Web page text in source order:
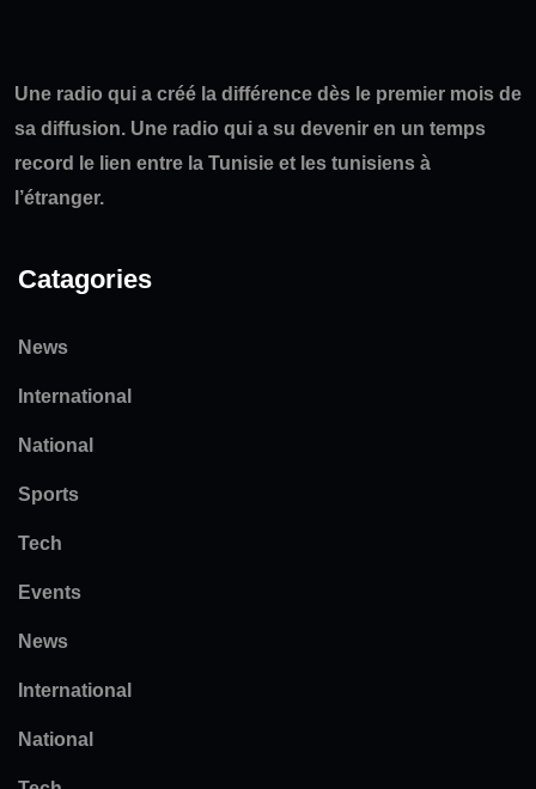
Une radio qui a créé la différence dès le premier mois de
sa diffusion. Une radio qui a su devenir en un temps
record le lien entre la Tunisie et les tunisiens à
l’étranger.
Catagories
News
International
National
Sports
Tech
Events
News
International
National